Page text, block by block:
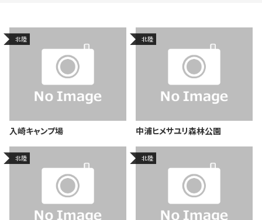
北陸
入崎キャンプ場
北陸
中浦ヒメサユリ森林公園
北陸 北陸